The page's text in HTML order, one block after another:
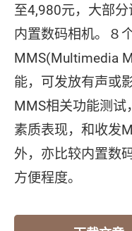
至4,980元，大部
内置数码相机。８
MMS(Multimedia
能，可发放有声或
MMS相关功能测试
素质表现，和收发
外，亦比较内置数
方便程度。